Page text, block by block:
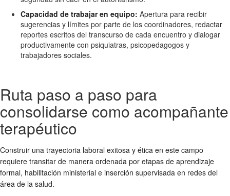
Capacidad de trabajar en equipo: Apertura para recibir
sugerencias y límites por parte de los coordinadores, redactar
reportes escritos del transcurso de cada encuentro y dialogar
productivamente con psiquiatras, psicopedagogos y
trabajadores sociales.
Ruta paso a paso para
consolidarse como acompañante
terapéutico
Construir una trayectoria laboral exitosa y ética en este campo
requiere transitar de manera ordenada por etapas de aprendizaje
formal, habilitación ministerial e inserción supervisada en redes del
área de la salud.